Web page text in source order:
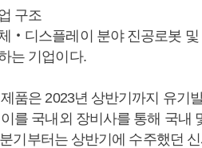
구조
‧디스플레이 분야 진공로봇
는 기업이다.
품은 2023년 상반기까지 유기
를 국내외 장비사를 통해 국내
기부터는 상반기에 수주했던